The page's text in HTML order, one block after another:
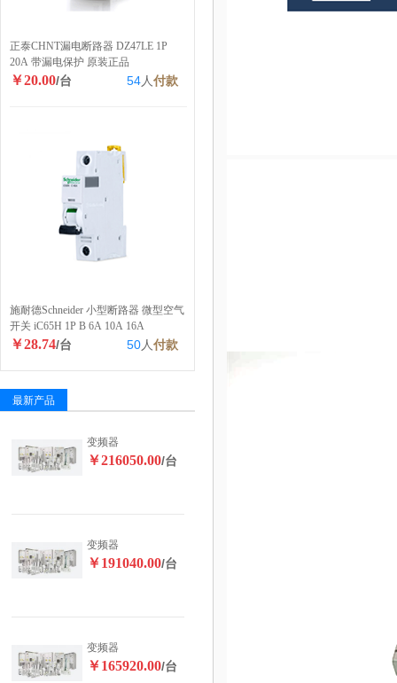
正泰CHNT漏电断路器 DZ47LE 1P
20A 带漏电保护 原装正品
￥20.00/台 54人付款
施耐德Schneider 小型断路器 微型空气
开关 iC65H 1P B 6A 10A 16A
￥28.74/台 50人付款
最新产品
变频器
￥216050.00/台
变频器
￥191040.00/台
变频器
￥165920.00/台